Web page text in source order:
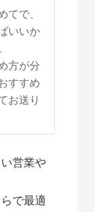
てで、
いいか
方が分
すすめ
お送り
営業や
で最適